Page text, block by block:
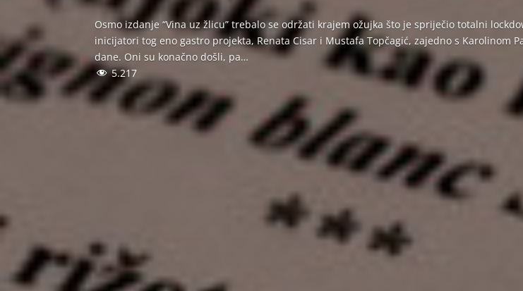
Osmo izdanje “Vina uz žlicu” trebalo se održati krajem ožujka što je spriječio totalni
inicijatori tog eno gastro projekta, Renata Cisar i Mustafa Topčagić, zajedno s Karolinom
dane. Oni su konačno došli, pa…
5.217